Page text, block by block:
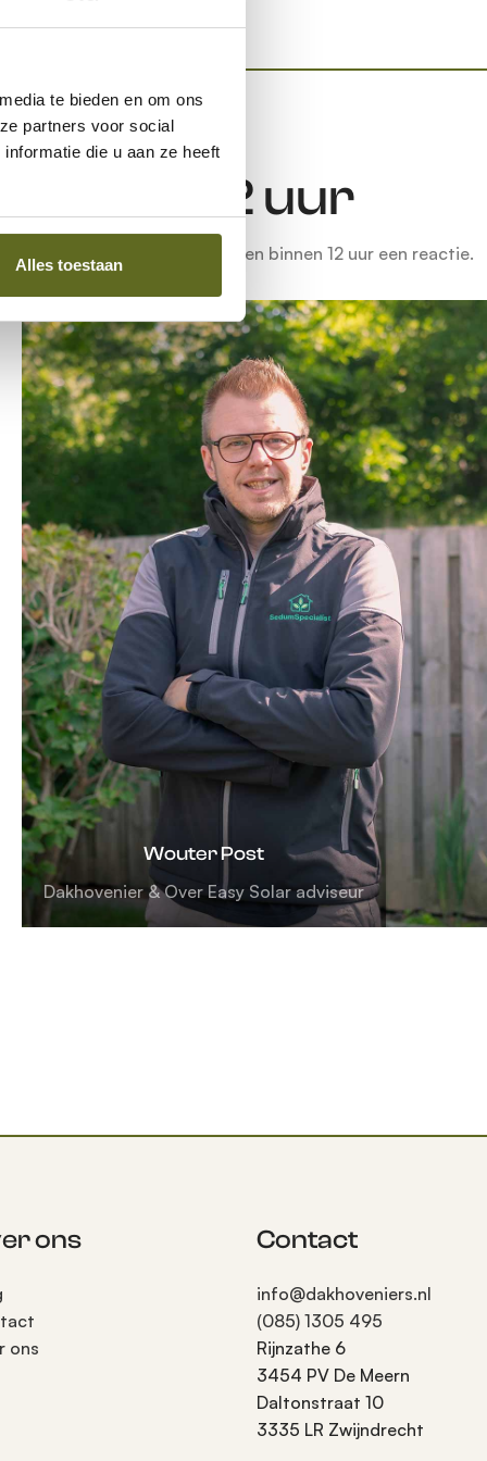
te bieden en om ons
partners voor social
die u aan ze heeft
Alles toestaan
Binnen 12 uur
Wij garanderen op werkdagen binnen 12 uur een reactie.
Wouter Post
Dakhovenier & Over Easy Solar adviseur
ons
ons
Contact
info@dakhoveniers.nl
(085) 1305 495
Rijnzathe 6
3454 PV De Meern
Daltonstraat 10
3335 LR Zwijndrecht